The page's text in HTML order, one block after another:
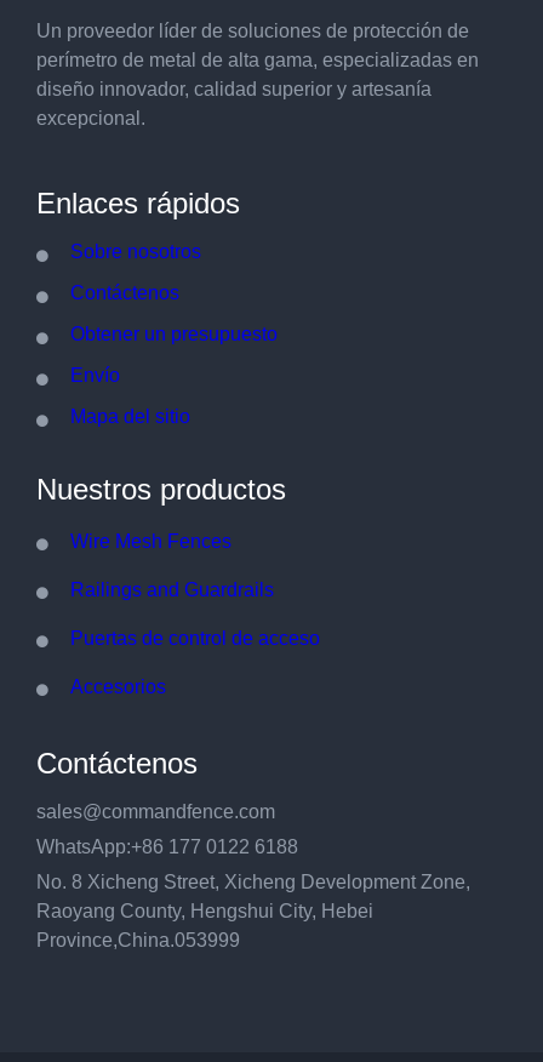
Un proveedor líder de soluciones de protección de
perímetro de metal de alta gama, especializadas en
diseño innovador, calidad superior y artesanía
excepcional.
Enlaces rápidos
Sobre nosotros
Contáctenos
Obtener un presupuesto
Envío
Mapa del sitio
Nuestros productos
Wire Mesh Fences
Railings and Guardrails
Puertas de control de acceso
Accesorios
Contáctenos
sales@commandfence.com
WhatsApp:+86 177 0122 6188
No. 8 Xicheng Street, Xicheng Development Zone,
Raoyang County, Hengshui City, Hebei
Province,China.053999